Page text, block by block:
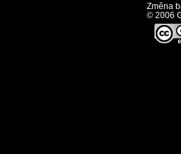
Změna
© 2006